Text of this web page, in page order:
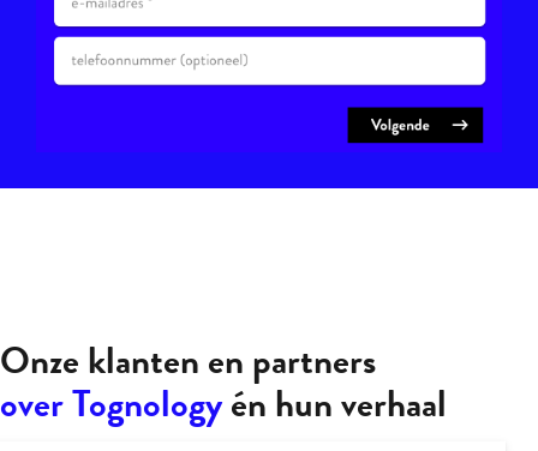
Onze klanten en partners
over Tognologyén hun verhaal